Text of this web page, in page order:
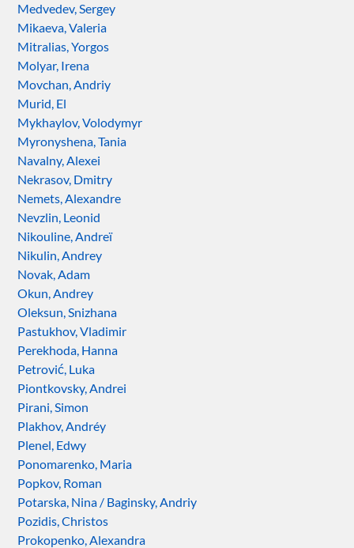
Medvedev, Sergey
Mikaeva, Valeria
Mitralias, Yorgos
Molyar, Irena
Movchan, Andriy
Murid, El
Mykhaylov, Volodymyr
Myronyshena, Tania
Navalny, Alexei
Nekrasov, Dmitry
Nemets, Alexandre
Nevzlin, Leonid
Nikouline, Andreï
Nikulin, Andrey
Novak, Adam
Okun, Andrey
Oleksun, Snizhana
Pastukhov, Vladimir
Perekhoda, Hanna
Petrović, Luka
Piontkovsky, Andrei
Pirani, Simon
Plakhov, Andréy
Plenel, Edwy
Ponomarenko, Maria
Popkov, Roman
Potarska, Nina / Baginsky, Andriy
Pozidis, Christos
Prokopenko, Alexandra